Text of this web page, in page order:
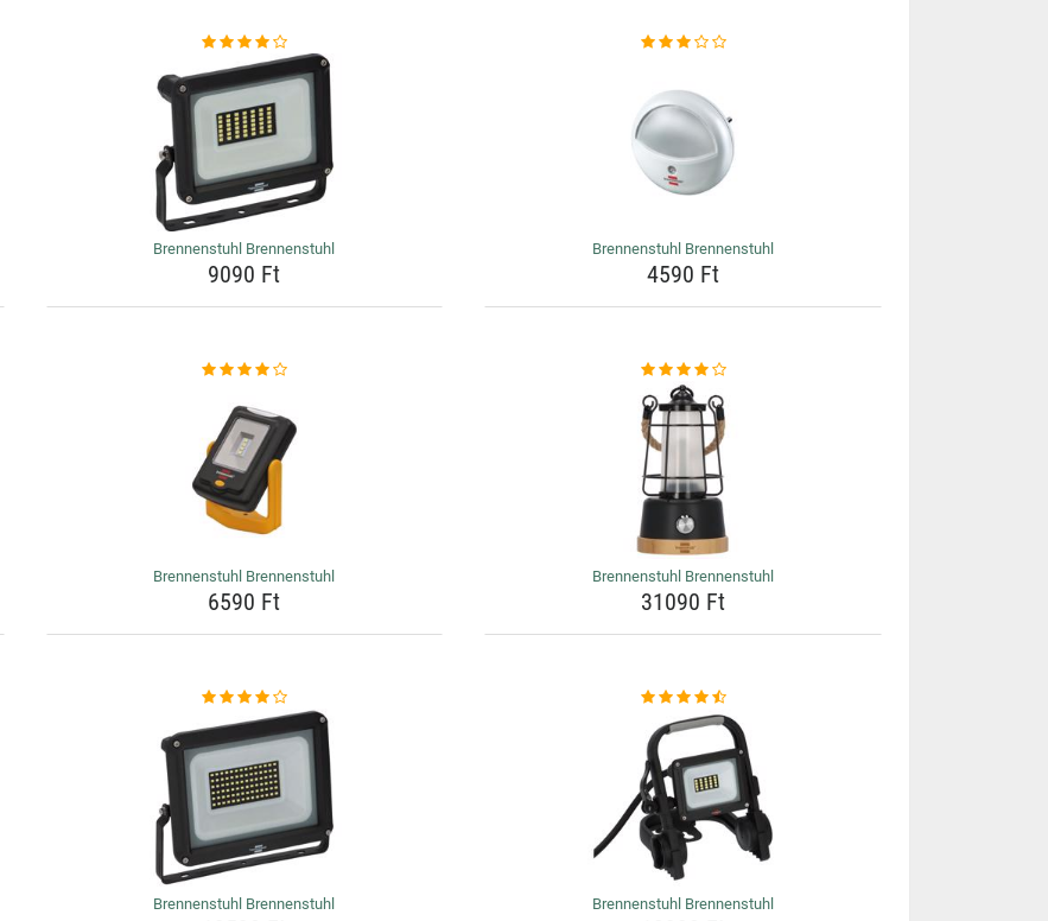
Brennenstuhl Brennenstuhl
9090 Ft
Brennenstuhl Brennenstuhl
4590 Ft
Brennenstuhl Brennenstuhl
6590 Ft
Brennenstuhl Brennenstuhl
31090 Ft
Brennenstuhl Brennenstuhl Brennenstuhl Brennenstuhl